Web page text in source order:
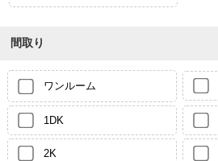
間取り
ワンルーム
1DK
2K